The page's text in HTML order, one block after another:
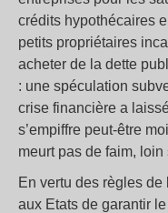
crédits hypothécaires
petits propriétaires
acheter de la dette
: une spéculation
crise financière a
s’empiffre peut-être
meurt pas de faim, loin
En vertu des règles
aux Etats de garantir